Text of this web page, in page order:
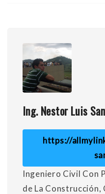
Ing. Nestor Luis
https://
Ingeniero Civil Con
de La Construcción,